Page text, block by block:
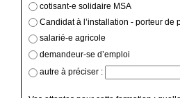
cotisant-e solidaire MSA
Candidat à l’installation -
salarié-e agricole
demandeur-se d’emploi
autre à préciser :